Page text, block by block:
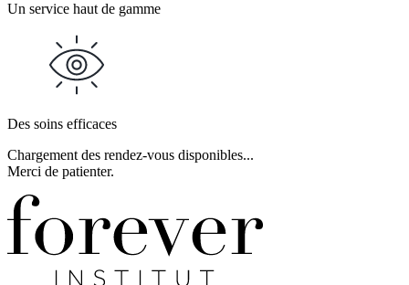
Un service haut de gamme
Des soins efficaces
Chargement des rendez-vous disponibles...
Merci de patienter.